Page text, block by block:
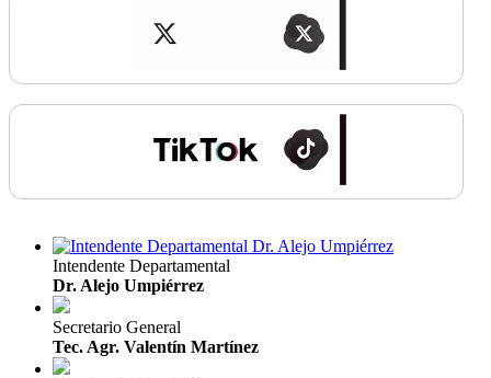
Intendente Departamental
Dr. Alejo Umpiérrez
Secretario General
Tec. Agr. Valentín Martínez